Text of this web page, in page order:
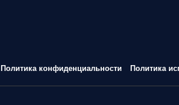
Политика конфиденциальности Политика